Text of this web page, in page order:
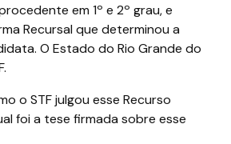
em 1º e 2º grau, e
Recursal que determinou a
O Estado do Rio Grande do
o STF julgou esse Recurso
foi a tese firmada sobre esse